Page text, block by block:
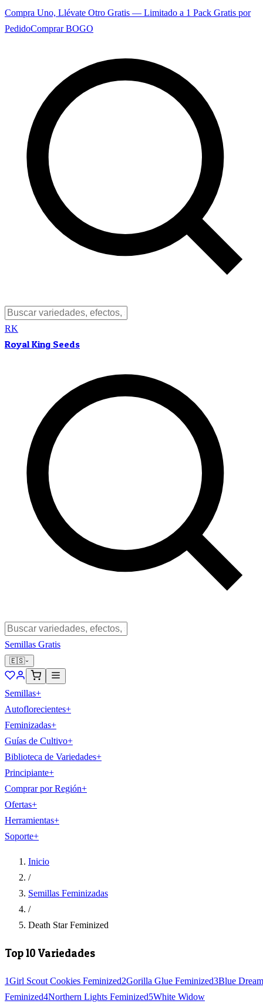
Compra Uno, Llévate Otro Gratis — Limitado a 1 Pack Gratis por
PedidoComprar BOGO
RK
Royal King Seeds
Semillas Gratis
🇪🇸
Semillas+
Autoflorecientes+
Feminizadas+
Guías de Cultivo+
Biblioteca de Variedades+
Principiante+
Comprar por Región+
Ofertas+
Herramientas+
Soporte+
Inicio
/
Semillas Feminizadas
/
Death Star Feminized
Top 10 Variedades
1Girl Scout Cookies Feminized2Gorilla Glue Feminized3Blue Dream
Feminized4Northern Lights Feminized5White Widow